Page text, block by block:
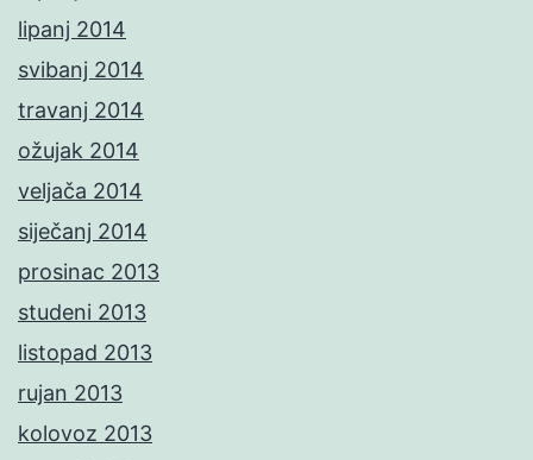
lipanj 2014
svibanj 2014
travanj 2014
ožujak 2014
veljača 2014
siječanj 2014
prosinac 2013
studeni 2013
listopad 2013
rujan 2013
kolovoz 2013